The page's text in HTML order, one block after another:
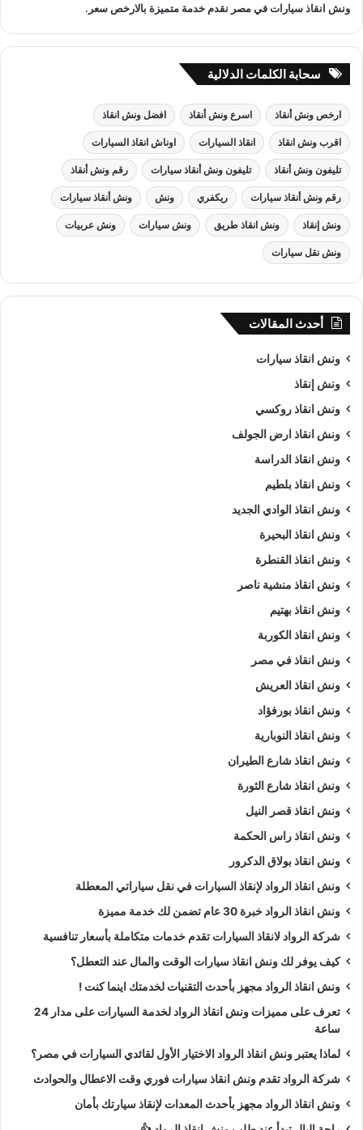
ونش انقاذ سياراتفي مصر نقدم خدمة متميزة بالارخص سعر.
سحابة الكلمات الدلالية
ارخص ونش أنقاذ اسرع ونش أنقاذ افضل ونش انقاذ
اقرب ونش انقاذ انقاذ السيارات اوناش انقاذ السيارات
تليفون ونش أنقاذ تليفون ونش أنقاذ سيارات رقم ونش أنقاذ
رقم ونش أنقاذ سيارات ريكفري ونش ونش أنقاذ سيارات
ونش إنقاذ ونش انقاذ طريق ونش سيارات ونش عربيات
ونش نقل سيارات
أحدث المقالات
ونش انقاذ سيارات
ونش إنقاذ
ونش انقاذ روكسي
ونش انقاذ ارض الجولف
ونش انقاذ الدراسة
ونش انقاذ بلطيم
ونش انقاذ الوادي الجديد
ونش انقاذ البحيرة
ونش انقاذ القنطرة
ونش انقاذ منشية ناصر
ونش انقاذ بهتيم
ونش انقاذ الكوربة
ونش انقاذ في مصر
ونش انقاذ العريش
ونش انقاذ بورفؤاد
ونش انقاذ النوبارية
ونش انقاذ شارع الطيران
ونش انقاذ شارع الثورة
ونش انقاذ قصر النيل
ونش انقاذ راس الحكمة
ونش انقاذ بولاق الدكرور
ونش انقاذ الرواد لإنقاذ السيارات في نقل سياراتي المعطلة
ونش انقاذ الرواد خبرة 30 عام تضمن لك خدمة مميزة
شركة الرواد لانقاذ السيارات تقدم خدمات متكاملة بأسعار تنافسية
كيف يوفر لك ونش انقاذ سيارات الوقت والمال عند التعطل؟
ونش انقاذ الرواد مجهز بأحدث التقنيات لخدمتك اينما كنت !
تعرف على مميزات ونش انقاذ الرواد لخدمة السيارات على مدار 24
ساعة
لماذا يعتبر ونش انقاذ الرواد الاختيار الأول لقائدي السيارات في مصر؟
شركة الرواد تقدم ونش انقاذ سيارات فوري وقت الاعطال والحوادث
ونش انقاذ الرواد مجهز بأحدث المعدات لإنقاذ سيارتك بأمان